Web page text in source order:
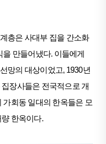
층은 사대부 집을 간소화
을 만들어냈다. 이들에게
망의 대상이었고, 1930년
장사들은 전국적으로 개
가회동 일대의 한옥들은 모
한옥이다.